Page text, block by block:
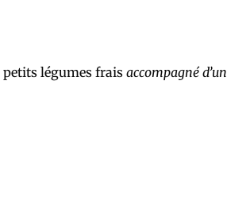
légumes frais accompagné d’un